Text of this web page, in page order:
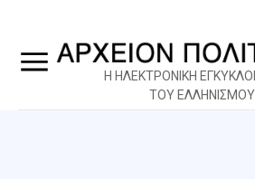
Η ΗΛΕΚΤΡΟΝΙΚΗ
ΤΟΥ ΕΛΛΗΝΙΣΜΟΥ